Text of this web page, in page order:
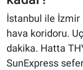
İstanbul ile İzmir
hava koridoru.
dakika. Hatta
SunExpress